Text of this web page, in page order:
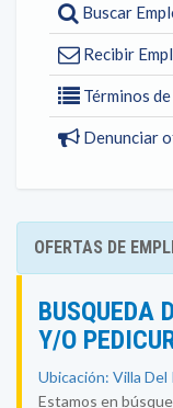
Buscar
Recibir
Términos
Denunciar
OFERTAS DE
BUSQUEDA
Y/O
Ubicación: Villa Del
Estamos en